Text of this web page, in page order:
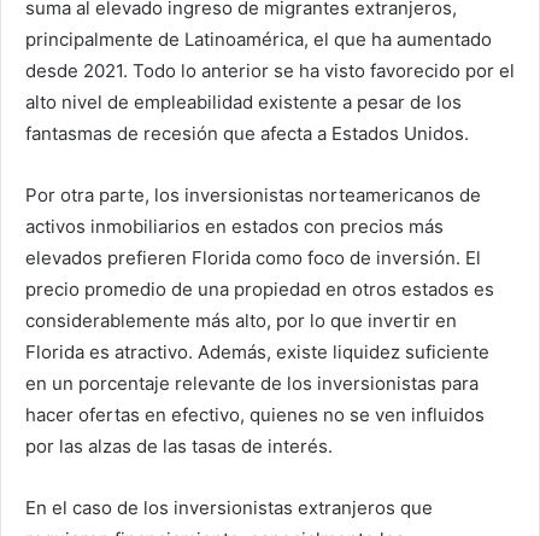
suma al elevado ingreso de migrantes extranjeros,
principalmente de Latinoamérica, el que ha aumentado
desde 2021. Todo lo anterior se ha visto favorecido por el
alto nivel de empleabilidad existente a pesar de los
fantasmas de recesión que afecta a Estados Unidos.
Por otra parte, los inversionistas norteamericanos de
activos inmobiliarios en estados con precios más
elevados prefieren Florida como foco de inversión. El
precio promedio de una propiedad en otros estados es
considerablemente más alto, por lo que invertir en
Florida es atractivo. Además, existe liquidez suficiente
en un porcentaje relevante de los inversionistas para
hacer ofertas en efectivo, quienes no se ven influidos
por las alzas de las tasas de interés.
En el caso de los inversionistas extranjeros que